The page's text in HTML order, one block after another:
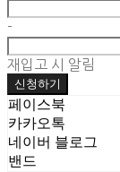
-
재입고 시 알림
신청하기
페이스북
카카오톡
네이버 블로그
밴드